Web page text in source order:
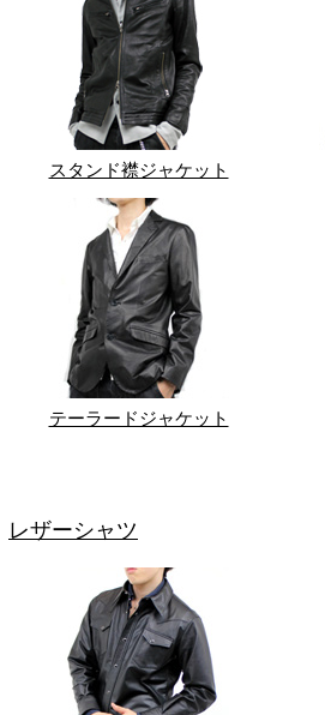
スタンド襟ジャケット
テーラードジャケット
レザーシャツ